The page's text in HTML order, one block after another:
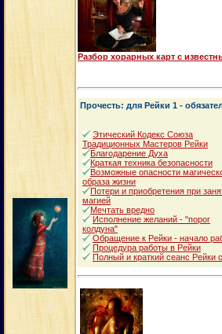
Разбор хорарных карт с
Прочесть: для Рейки 1 -
Этический Кодекс Союза
Традиционных Мастеров Рейки
Благодарение Духа
Краткая техника безопасности
Возможные опасности
образа жизни
Потери и приобретения при
магией
Мечтать вредно
Исполнение желаний - "порог
колдуна"
Обращение к Рейки - начало
Процедура работы в Рейки
Полный и краткий сеанс Рейки